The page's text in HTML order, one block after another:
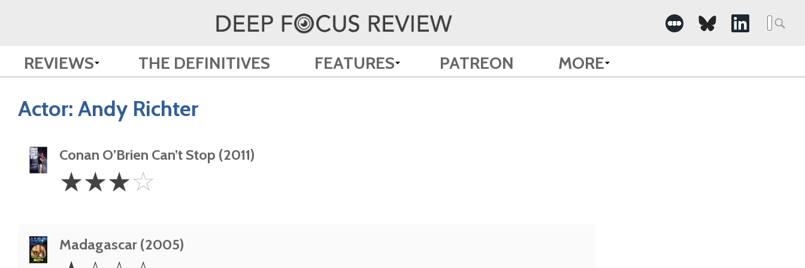
REVIEWS THE DEFINITIVES FEATURES PATREON MORE
Actor: Andy Richter
Conan O’Brien Can’t Stop (2011)
Stars
☆☆☆☆
Madagascar (2005)